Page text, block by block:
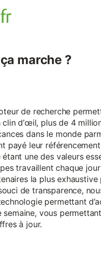
marche ?
de recherche
d’œil, plus de 4
dans le monde
payé leur
une des valeurs
travaillent chaque
la plus exhaustive
de transparence,
permettant
semaine, vous
à jour.